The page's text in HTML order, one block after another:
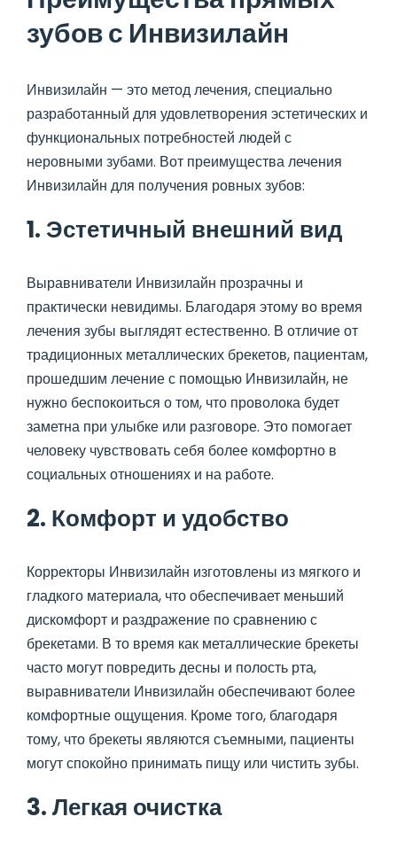
зубов с Инвизилайн
Инвизилайн — это метод лечения, специально
разработанный для удовлетворения эстетических и
функциональных потребностей людей с
неровными зубами. Вот преимущества лечения
Инвизилайн для получения ровных зубов:
1. Эстетичный внешний вид
Выравниватели Инвизилайн прозрачны и
практически невидимы. Благодаря этому во время
лечения зубы выглядят естественно. В отличие от
традиционных металлических брекетов, пациентам,
прошедшим лечение с помощью Инвизилайн, не
нужно беспокоиться о том, что проволока будет
заметна при улыбке или разговоре. Это помогает
человеку чувствовать себя более комфортно в
социальных отношениях и на работе.
2. Комфорт и удобство
Корректоры Инвизилайн изготовлены из мягкого и
гладкого материала, что обеспечивает меньший
дискомфорт и раздражение по сравнению с
брекетами. В то время как металлические брекеты
часто могут повредить десны и полость рта,
выравниватели Инвизилайн обеспечивают более
комфортные ощущения. Кроме того, благодаря
тому, что брекеты являются съемными, пациенты
могут спокойно принимать пищу или чистить зубы.
3. Легкая очистка